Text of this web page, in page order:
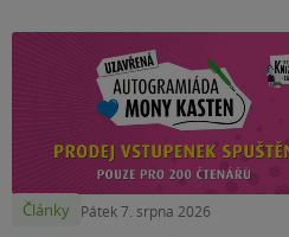
Články Pátek 7. srpna 2026